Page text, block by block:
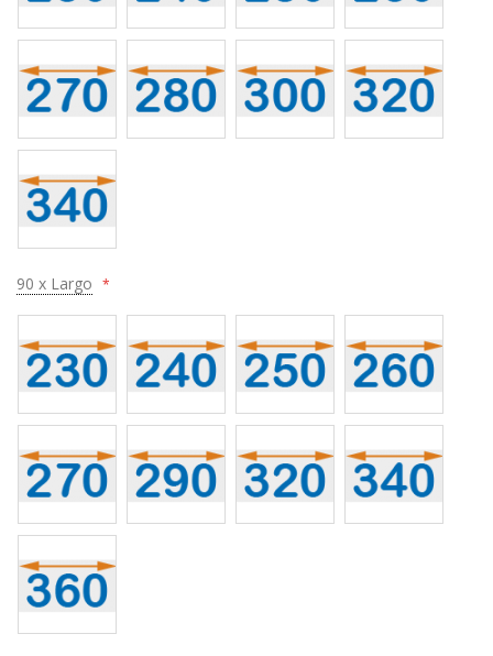
90 x Largo